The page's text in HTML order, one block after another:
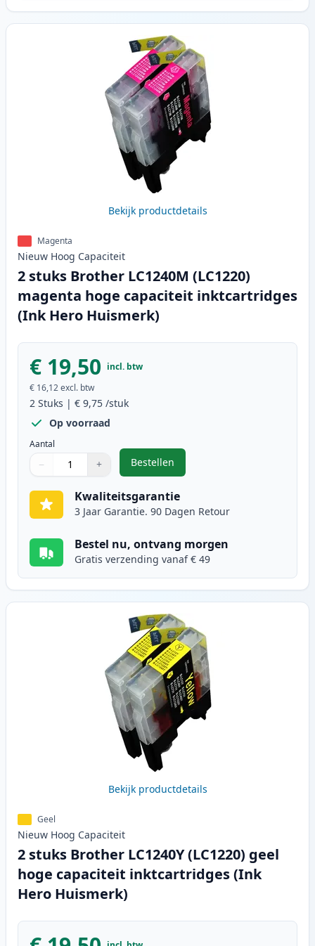
Bekijk productdetails
Magenta
Nieuw Hoog Capaciteit
2 stuks Brother LC1240M (LC1220)
magenta hoge capaciteit inktcartridges
(Ink Hero Huismerk)
€ 19,50 incl. btw
€ 16,12excl. btw
2 Stuks | € 9,75 /stuk
Op voorraad
Aantal
Gebruik de knoppen om aan te passen
− +
1
Bestellen
,2 stuks Brother LC1240M
Kwaliteitsgarantie
3 Jaar Garantie. 90 Dagen Retour
Bestel nu, ontvang morgen
Gratis verzending vanaf € 49
Bekijk productdetails
Geel
Nieuw Hoog Capaciteit
2 stuks Brother LC1240Y (LC1220) geel
hoge capaciteit inktcartridges (Ink
Hero Huismerk)